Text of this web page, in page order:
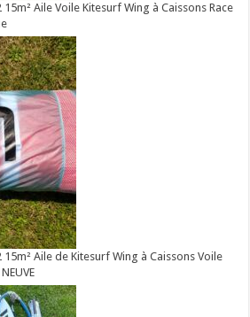
Aile Voile Kitesurf Wing à Caissons Race
Aile de Kitesurf Wing à Caissons Voile